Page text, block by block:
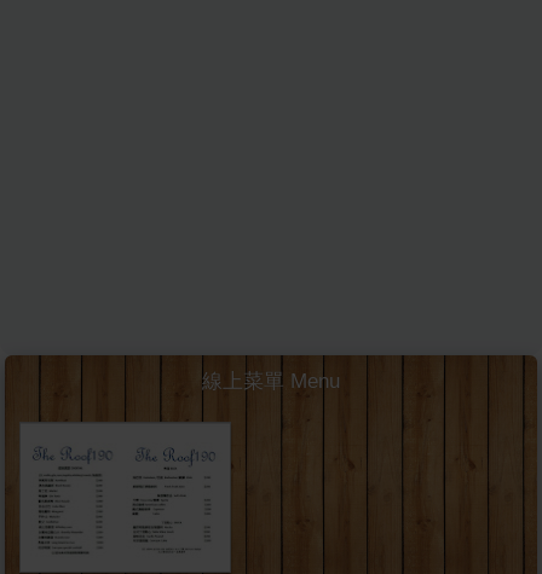
線上菜單 Menu